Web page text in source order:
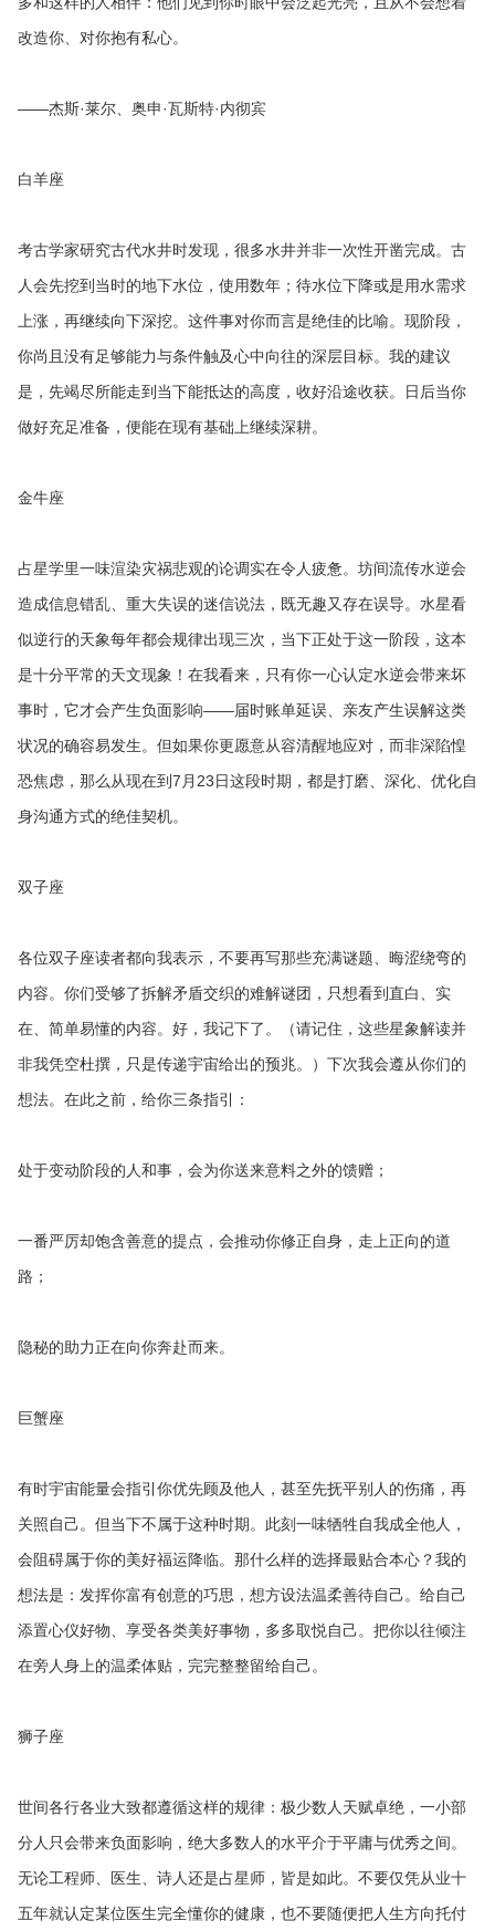
改造你、对你抱有私心。
——杰斯·莱尔、奥申·瓦斯特·内彻宾
白羊座
考古学家研究古代水井时发现，很多水井并非一次性开凿完成。古
人会先挖到当时的地下水位，使用数年；待水位下降或是用水需求
上涨，再继续向下深挖。这件事对你而言是绝佳的比喻。现阶段，
你尚且没有足够能力与条件触及心中向往的深层目标。我的建议
是，先竭尽所能走到当下能抵达的高度，收好沿途收获。日后当你
做好充足准备，便能在现有基础上继续深耕。
金牛座
占星学里一味渲染灾祸悲观的论调实在令人疲惫。坊间流传水逆会
造成信息错乱、重大失误的迷信说法，既无趣又存在误导。水星看
似逆行的天象每年都会规律出现三次，当下正处于这一阶段，这本
是十分平常的天文现象！在我看来，只有你一心认定水逆会带来坏
事时，它才会产生负面影响——届时账单延误、亲友产生误解这类
状况的确容易发生。但如果你更愿意从容清醒地应对，而非深陷惶
恐焦虑，那么从现在到7月23日这段时期，都是打磨、深化、优化自
身沟通方式的绝佳契机。
双子座
各位双子座读者都向我表示，不要再写那些充满谜题、晦涩绕弯的
内容。你们受够了拆解矛盾交织的难解谜团，只想看到直白、实
在、简单易懂的内容。好，我记下了。（请记住，这些星象解读并
非我凭空杜撰，只是传递宇宙给出的预兆。）下次我会遵从你们的
想法。在此之前，给你三条指引：
处于变动阶段的人和事，会为你送来意料之外的馈赠；
一番严厉却饱含善意的提点，会推动你修正自身，走上正向的道
路；
隐秘的助力正在向你奔赴而来。
巨蟹座
有时宇宙能量会指引你优先顾及他人，甚至先抚平别人的伤痛，再
关照自己。但当下不属于这种时期。此刻一味牺牲自我成全他人，
会阻碍属于你的美好福运降临。那什么样的选择最贴合本心？我的
想法是：发挥你富有创意的巧思，想方设法温柔善待自己。给自己
添置心仪好物、享受各类美好事物，多多取悦自己。把你以往倾注
在旁人身上的温柔体贴，完完整整留给自己。
狮子座
世间各行各业大致都遵循这样的规律：极少数人天赋卓绝，一小部
分人只会带来负面影响，绝大多数人的水平介于平庸与优秀之间。
无论工程师、医生、诗人还是占星师，皆是如此。不要仅凭从业十
五年就认定某位医生完全懂你的健康，也不要随便把人生方向托付